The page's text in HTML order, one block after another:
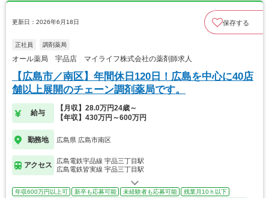
更新日：2026年6月18日 保存する
正社員 調剤薬局
オール薬局 宇品店 マイライフ株式会社の薬剤師求人
【広島市／南区】年間休日120日！広島を中心に40店
舗以上展開のチェーン調剤薬局です。
給与
【月収】28.0万円24歳～
【年収】430万円～600万円
勤務地 広島県 広島市南区
アクセス
広島電鉄宇品線 宇品三丁目駅
広島電鉄皆実線 宇品三丁目駅
年収600万円以上可 新卒も応募可能 未経験者も応募可能
残業月10ｈ以下